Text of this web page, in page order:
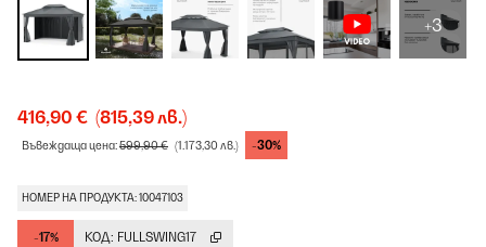
+3
416,90 € (815,39 лв.)
Въвеждаща цена:599,90 € (1.173,30 лв.) -30%
НОМЕР НА ПРОДУКТА: 10047103
-17% КОД: FULLSWING17